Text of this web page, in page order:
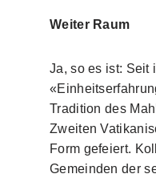
Weiter Raum
Ja, so es ist: Seit
Tradition des
Zweiten
Form gefeiert.
Gemeinden der